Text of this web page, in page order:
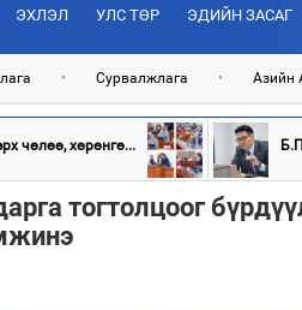
ЭХЛЭЛ УЛС ТӨР ЭДИЙН ЗАСАГ
• Сурвалжлага • Азийн
чөлөө, хөрөнгө...
тогтолцоог